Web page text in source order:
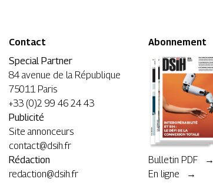
Contact
Special Partner
84 avenue de la République
75011 Paris
+33 (0)2 99 46 24 43
Publicité
Site annonceurs
contact@dsih.fr
Rédaction
redaction@dsih.fr
Abonnement
Bulletin PDF →
En ligne →